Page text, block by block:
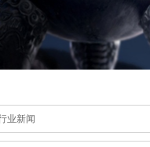
业新闻